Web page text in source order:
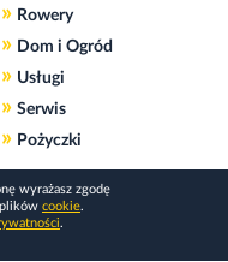
» Rowery
» Dom i Ogród
» Usługi
» Serwis
» Pożyczki
wyrażasz zgodę
cookie.
.